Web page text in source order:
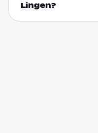
Lingen?